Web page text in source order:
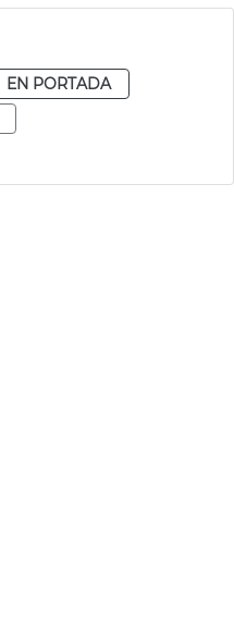
EN PORTADA